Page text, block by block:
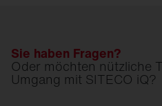
Sie haben Fragen?
Oder möchten nützliche
Umgang mit SITECO iQ?